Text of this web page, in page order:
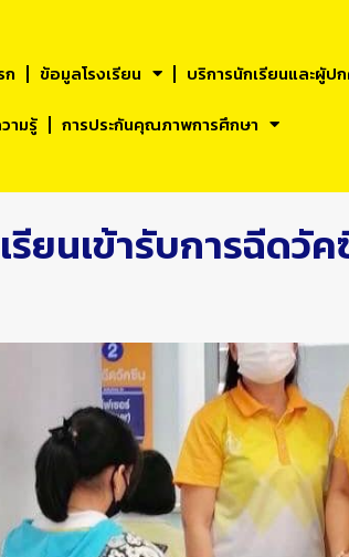
ก ข้อมูลโรงเรียน บริการนักเรียนและผูัป
ามรู้
การประกันคุณภาพการศึกษา
รียนเข้ารับการฉีด